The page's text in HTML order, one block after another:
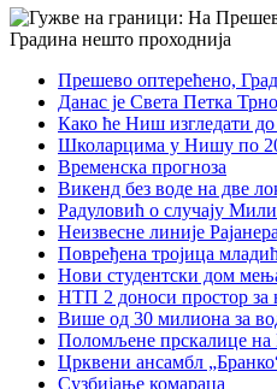
Прешево оптерећено,
Данас је Света Петка
Како ће Ниш изгледати
Школарцима у Нишу по
Временска прогноза
Викенд без воде на две
Радуловић о случају
Неизвесне линије
Повређена тројица
Нови студентски дом
НТП 2 доноси простор за
Више од 30 милиона за
Поломљене прскалице на
Црквени ансамбл
Сузбијање комараца